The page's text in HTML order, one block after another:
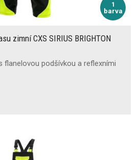
1
barva
zimní CXS SIRIUS BRIGHTON
flanelovou podšívkou a reflexními